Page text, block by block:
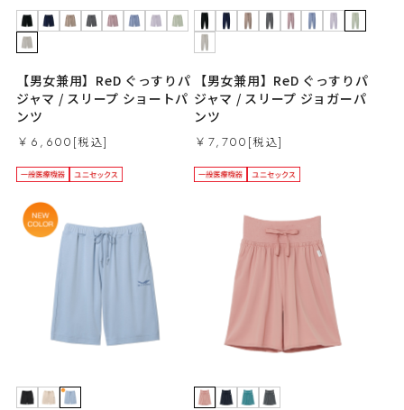
【男女兼用】ReD ぐっすりパ
ジャマ / スリープ ショートパ
ンツ
￥6,600
【男女兼用】ReD ぐっすりパ
ジャマ / スリープ ジョガーパ
ンツ
￥7,700